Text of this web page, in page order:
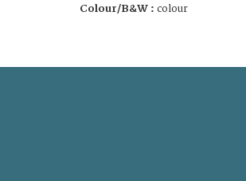
Colour/B&W : colour